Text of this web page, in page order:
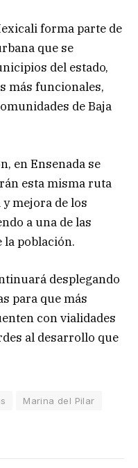
forma parte de
que se
del estado,
más funcionales,
de Baja
en Ensenada se
esta misma ruta
mejora de los
a una de las
la población.
desplegando
para que más
con vialidades
al desarrollo que
Marina del Pilar